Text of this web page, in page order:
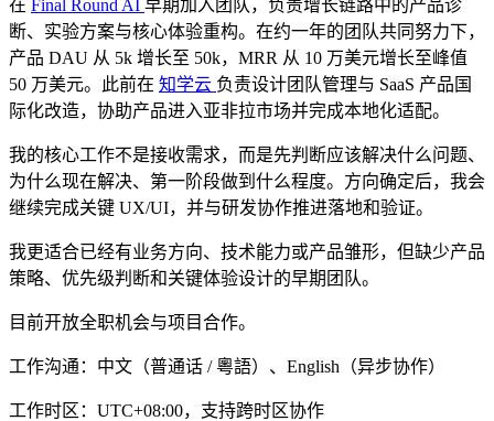
在 Final Round AI 早期加入团队，负责增长链路中的产品诊
断、实验方案与核心体验重构。在约一年的团队共同努力下，
产品 DAU 从 5k 增长至 50k，MRR 从 10 万美元增长至峰值
50 万美元。此前在 知学云 负责设计团队管理与 SaaS 产品国
际化改造，协助产品进入亚非拉市场并完成本地化适配。
我的核心工作不是接收需求，而是先判断应该解决什么问题、
为什么现在解决、第一阶段做到什么程度。方向确定后，我会
继续完成关键 UX/UI，并与研发协作推进落地和验证。
我更适合已经有业务方向、技术能力或产品雏形，但缺少产品
策略、优先级判断和关键体验设计的早期团队。
目前开放全职机会与项目合作。
工作沟通：中文（普通话 / 粵語）、English（异步协作）
工作时区：UTC+08:00，支持跨时区协作